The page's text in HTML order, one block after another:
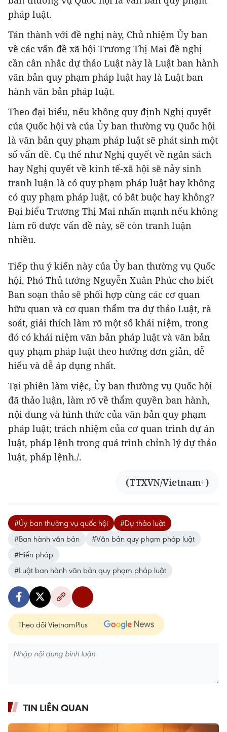
pháp luật.
Tán thành với đề nghị này, Chủ nhiệm Ủy ban
về các vấn đề xã hội Trương Thị Mai đề nghị
cần cân nhắc dự thảo Luật này là Luật ban hành
văn bản quy phạm pháp luật hay là Luật ban
hành văn bản pháp luật.
Theo đại biểu, nếu không quy định Nghị quyết
của Quốc hội và của Ủy ban thường vụ Quốc hội
là văn bản quy phạm pháp luật sẽ phát sinh một
số vấn đề. Cụ thể như Nghị quyết về ngân sách
hay Nghị quyết về kinh tế-xã hội sẽ nảy sinh
tranh luận là có quy phạm pháp luật hay không
có quy phạm pháp luật, có bắt buộc hay không?
Đại biểu Trương Thị Mai nhấn mạnh nếu không
làm rõ được vấn đề này, sẽ còn tranh luận
nhiều.
Tiếp thu ý kiến này của Ủy ban thường vụ Quốc
hội, Phó Thủ tướng Nguyễn Xuân Phúc cho biết
Ban soạn thảo sẽ phối hợp cùng các cơ quan
hữu quan và cơ quan thẩm tra dự thảo Luật, rà
soát, giải thích làm rõ một số khái niệm, trong
đó có khái niệm văn bản pháp luật và văn bản
quy phạm pháp luật theo hướng đơn giản, dễ
hiểu và dễ áp dụng nhất.
Tại phiên làm việc, Ủy ban thường vụ Quốc hội
đã thảo luận, làm rõ về thẩm quyền ban hành,
nội dung và hình thức của văn bản quy phạm
pháp luật; trách nhiệm của cơ quan trình dự án
luật, pháp lệnh trong quá trình chỉnh lý dự thảo
luật, pháp lệnh./.
(TTXVN/Vietnam+)
#Ủy ban thường vụ quốc hội
#Dự thảo luật
#Ban hành văn bản
#Văn bản quy phạm pháp luật
#Hiến pháp
#Luật ban hành văn bản quy phạm pháp luật
Theo dõi VietnamPlus
TIN LIÊN QUAN